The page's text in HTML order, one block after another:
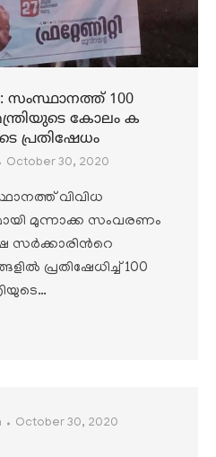
സംസ്ഥാനത്ത് 100
കോലം ക
പ്രതിഷേധം
October 30, 2020
വിവിധ
മുന്നാക്ക സംവരണം
സർക്കാരിൻറെ
പ്രതിഷേധിച്ച് 100
October 30, 2020